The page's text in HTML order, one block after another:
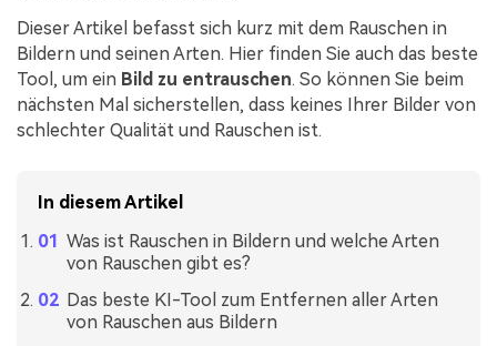
Dieser Artikel befasst sich kurz mit dem Rauschen in
Bildern und seinen Arten. Hier finden Sie auch das beste
Tool, um ein Bild zu entrauschen. So können Sie beim
nächsten Mal sicherstellen, dass keines Ihrer Bilder von
schlechter Qualität und Rauschen ist.
In diesem Artikel
Was ist Rauschen in Bildern und welche Arten
von Rauschen gibt es?
Das beste KI-Tool zum Entfernen aller Arten
von Rauschen aus Bildern